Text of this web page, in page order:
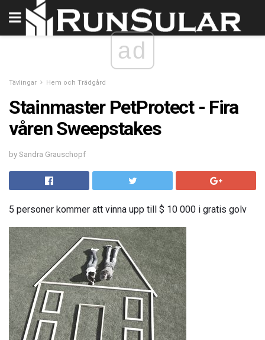
ad
Tävlingar Hem och Trädgård
Stainmaster PetProtect - Fira
våren Sweepstakes
by Sandra Grauschopf
5 personer kommer att vinna upp till $ 10 000 i gratis golv